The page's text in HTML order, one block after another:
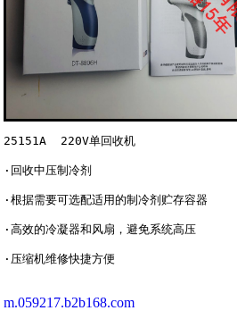
25151A  220V单回收机
·回收中压制冷剂
·根据需要可选配适用的制冷剂贮存容器
·高效的冷凝器和风扇，避免系统高压
m.059217.b2b168.com